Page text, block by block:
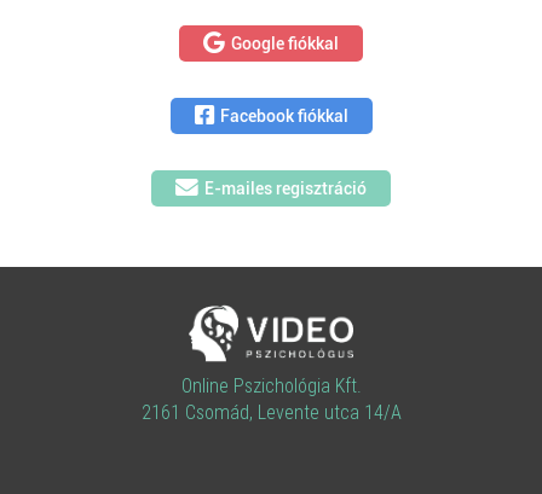
Google fiókkal
Facebook fiókkal
E-mailes regisztráció
Online Pszichológia Kft.
2161 Csomád, Levente utca 14/A